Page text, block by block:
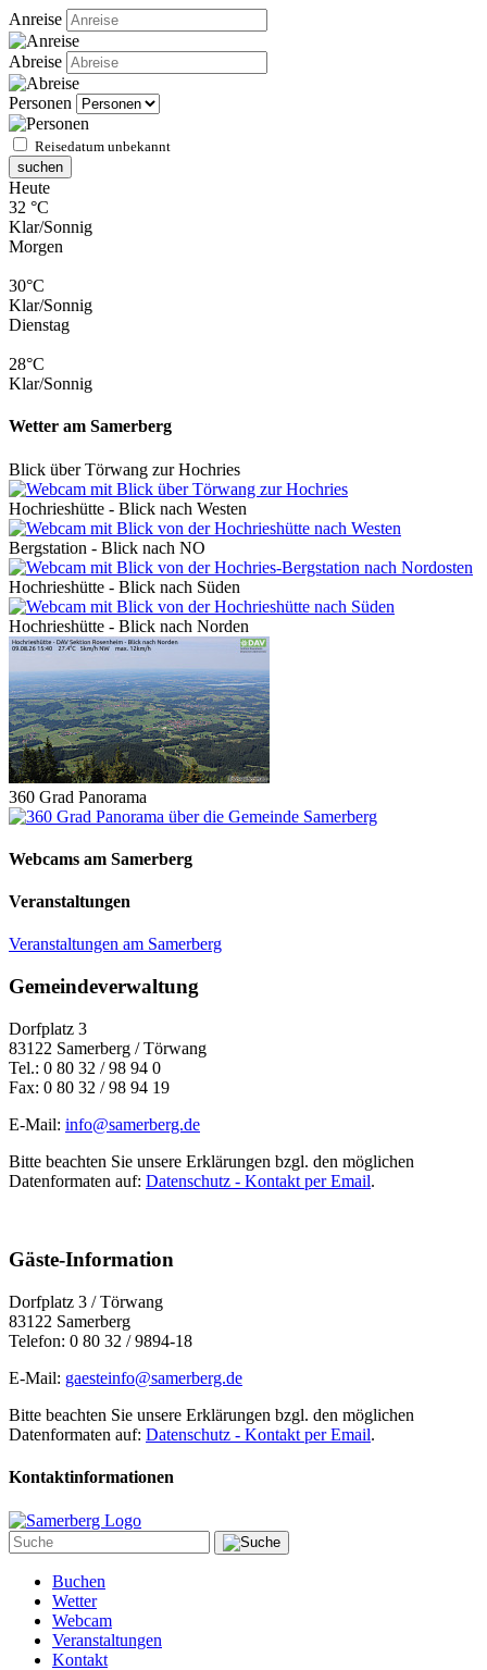
Anreise
Abreise
Personen
Reisedatum unbekannt
suchen
Heute
32 °C
Klar/Sonnig
Morgen
30°C
Klar/Sonnig
Dienstag
28°C
Klar/Sonnig
Wetter am Samerberg
Blick über Törwang zur Hochries
Hochrieshütte - Blick nach Westen
Bergstation - Blick nach NO
Hochrieshütte - Blick nach Süden
Hochrieshütte - Blick nach Norden
360 Grad Panorama
Webcams am Samerberg
Veranstaltungen
Veranstaltungen am Samerberg
Gemeindeverwaltung
Dorfplatz 3
83122 Samerberg / Törwang
Tel.: 0 80 32 / 98 94 0
Fax: 0 80 32 / 98 94 19
E-Mail: info@samerberg.de
Bitte beachten Sie unsere Erklärungen bzgl. den möglichen
Datenformaten auf: Datenschutz - Kontakt per Email.
Gäste-Information
Dorfplatz 3 / Törwang
83122 Samerberg
Telefon: 0 80 32 / 9894-18
E-Mail: gaesteinfo@samerberg.de
Bitte beachten Sie unsere Erklärungen bzgl. den möglichen
Datenformaten auf: Datenschutz - Kontakt per Email.
Kontaktinformationen
Buchen
Wetter
Webcam
Veranstaltungen
Kontakt